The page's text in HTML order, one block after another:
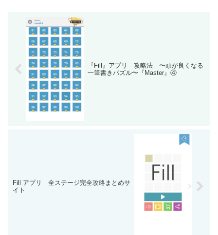
『Fill』アプリ 攻略法 〜頭が良くなる
一筆書きパズル〜『Master』④
Fill アプリ 全ステージ完全攻略まとめサ
イト